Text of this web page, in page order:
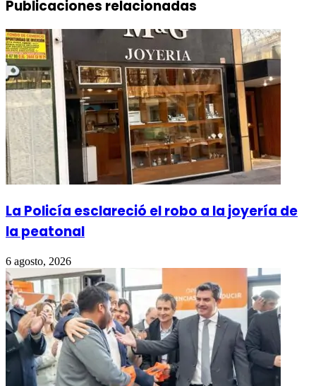
Publicaciones relacionadas
La Policía esclareció el robo a la joyería de
la peatonal
6 agosto, 2026